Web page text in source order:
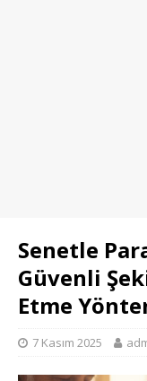
Senetle
Güvenli
Etme
7 Kasım 2025